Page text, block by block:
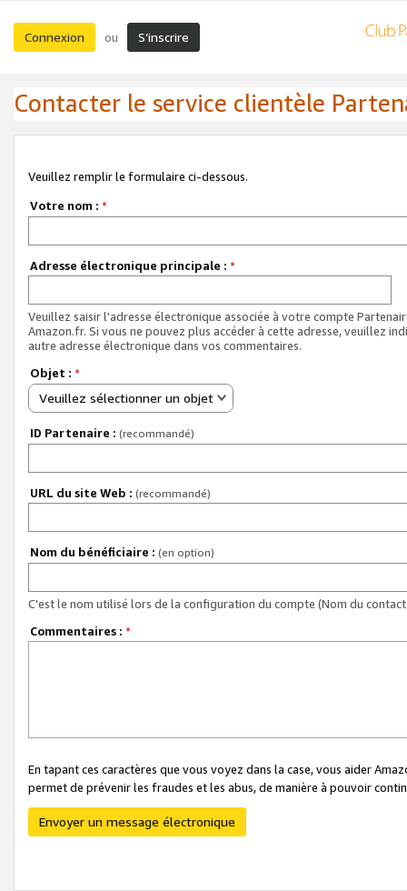
Connexion ou S’inscrire
Contacter le service clientèle
Veuillez remplir le formulaire ci-dessous.
Votre nom : *
Adresse électronique principale : *
Veuillez saisir l'adresse électronique associée à votre compte
Amazon.fr. Si vous ne pouvez plus accéder à cette adresse, veuillez
autre adresse électronique dans vos commentaires.
Objet : *
Veuillez sélectionner un objet
ID Partenaire : (recommandé)
URL du site Web : (recommandé)
Nom du bénéficiaire : (en option)
C'est le nom utilisé lors de la configuration du compte (Nom du
Commentaires : *
En tapant ces caractères que vous voyez dans la case, vous aider
permet de prévenir les fraudes et les abus, de manière à pouvoir
Envoyer un message électronique